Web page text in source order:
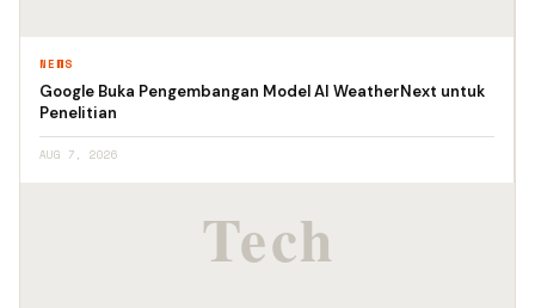
NEWS
Google Buka Pengembangan Model AI WeatherNext untuk
Penelitian
AUG 7, 2026